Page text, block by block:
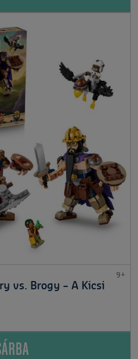
9+
vs. Brogy – A Kicsi